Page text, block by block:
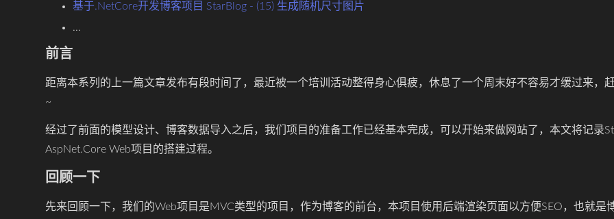
基于.NetCore开发博客项目 StarBlog - (15) 生成随机尺寸图片
...
前言
距离本系列的上一篇文章发布有段时间了，最近被一个培训活动整得身心俱疲，休息了一个周末好不容易才缓过来，
~
经过了前面的模型设计、博客数据导入之后，我们项目的准备工作已经基本完成，可以开始来做网站了，本文将记录
AspNet.Core Web项目的搭建过程。
回顾一下
先来回顾一下，我们的Web项目是MVC类型的项目，作为博客的前台，本项目使用后端渲染页面以方便SEO，也就是